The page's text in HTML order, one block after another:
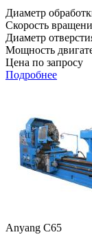
Диаметр
Скорость
Диаметр
Мощность
Цена по запросу
Подробнее
Anyang C65